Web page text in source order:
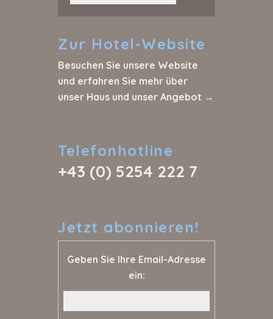
Zur Hotel-Website
Besuchen Sie unsere Website
und erfahren Sie mehr über
unser Haus und unser Angebot →
Telefonhotline
+43 (0) 5254 222 7
Jetzt abonnieren!
Geben Sie Ihre Email-Adresse
ein: